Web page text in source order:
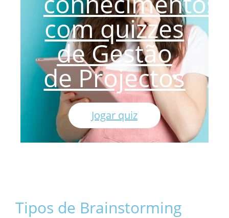
com quizzes
de Gestão
de Projectos
Jogar quiz
Tipos de Brainstorming